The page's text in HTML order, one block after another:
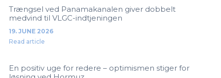
Trængsel ved Panamakanalen giver dobbelt
medvind til VLGC-indtjeningen
19. JUNE 2026
Read article
En positiv uge for redere – optimismen stiger for